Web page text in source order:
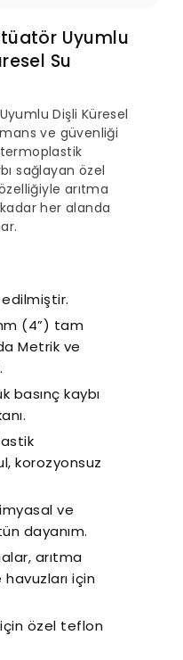
Uyumlu
Su
Dişli Küresel
ve güvenliği
termoplastik
sağlayan özel
arıtma
her alanda
(4”) tam
Metrik ve
basınç kaybı
korozyonsuz
ve
dayanım.
arıtma
için
özel teflon